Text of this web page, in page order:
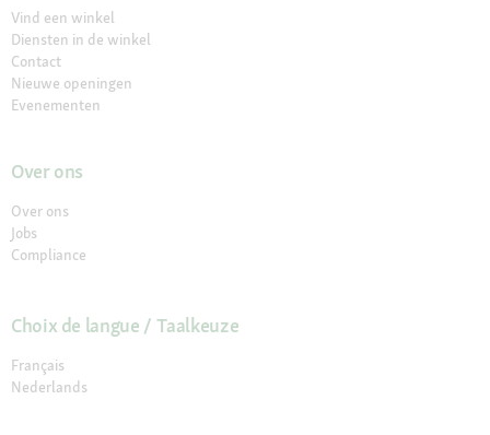
Vind een winkel
Diensten in de winkel
Contact
Nieuwe openingen
Evenementen
Over ons
Over ons
Jobs
Compliance
Choix de langue / Taalkeuze
Français
Nederlands